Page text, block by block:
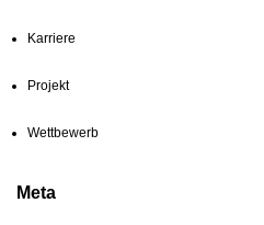
Karriere
Projekt
Wettbewerb
Meta